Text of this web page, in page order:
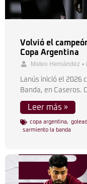
Volvió el
Copa Argentina
Mateo Hernández •
Lanús inició el 2026
Banda, en Caseros.
Leer más »
copa argentina,
sarmiento la banda